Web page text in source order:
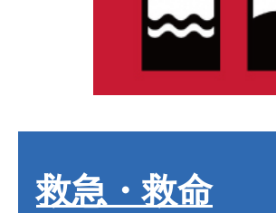
救急・救命